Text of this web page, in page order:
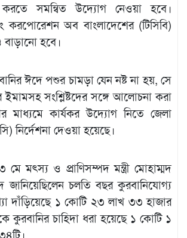
করতে সমন্বিত উদ্যোগ নেওয়া হবে।
করপোরেশন অব বাংলাদেশের (টিসিবি)
বাড়ানো হবে।
ঈদে পশুর চামড়া যেন নষ্ট না হয়, সে
ইমামসহ সংশ্লিষ্টদের সঙ্গে আলোচনা করা
মাধ্যমে কার্যকর উদ্যোগ নিতে জেলা
নির্দেশনা দেওয়া হয়েছে।
মৎস্য ও প্রাণিসম্পদ মন্ত্রী মোহাম্মদ
চলতি বছর কুরবানিযোগ্য
দাঁড়িয়েছে ১ কোটি ২৩ লাখ ৩৩ হাজার
কুরবানির চাহিদা ধরা হয়েছে ১ কোটি ১